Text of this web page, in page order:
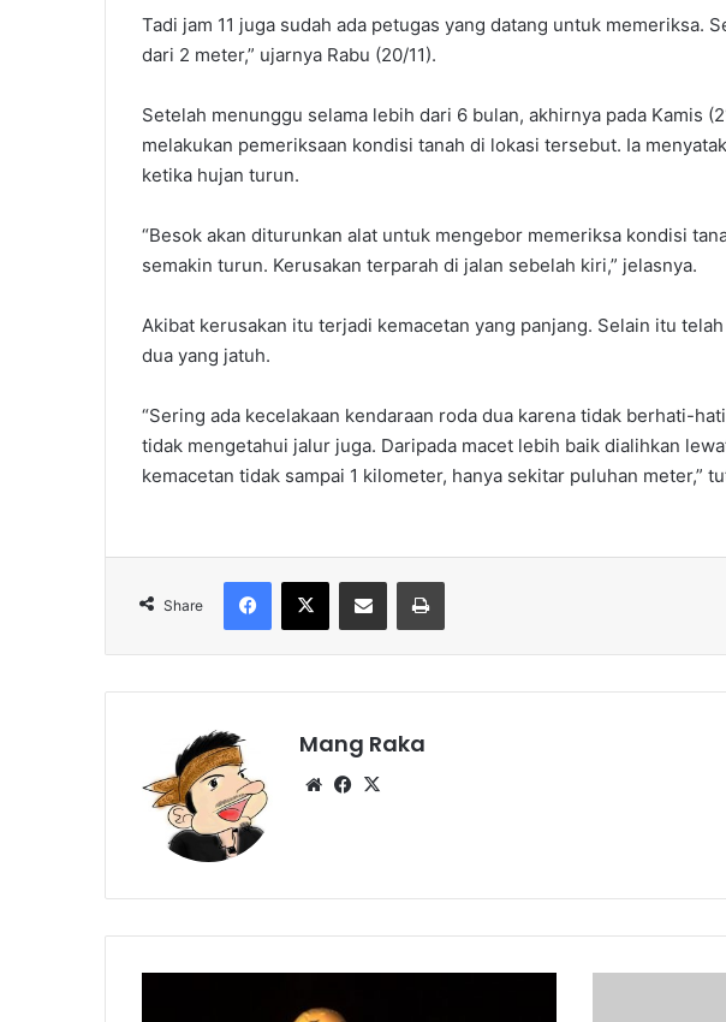
Tadi jam 11 juga sudah ada petugas yang datang untuk memeriksa.
dari 2 meter,” ujarnya Rabu (20/11).
Setelah menunggu selama lebih dari 6 bulan, akhirnya pada Kamis
melakukan pemeriksaan kondisi tanah di lokasi tersebut. Ia
ketika hujan turun.
“Besok akan diturunkan alat untuk mengebor memeriksa kondisi
semakin turun. Kerusakan terparah di jalan sebelah kiri,” jelasnya.
Akibat kerusakan itu terjadi kemacetan yang panjang. Selain itu
dua yang jatuh.
“Sering ada kecelakaan kendaraan roda dua karena tidak berhati-
tidak mengetahui jalur juga. Daripada macet lebih baik dialihkan
kemacetan tidak sampai 1 kilometer, hanya sekitar puluhan meter,”
Share
Facebook
X Share via Email Print
Mang Raka
WebsiteFacebook